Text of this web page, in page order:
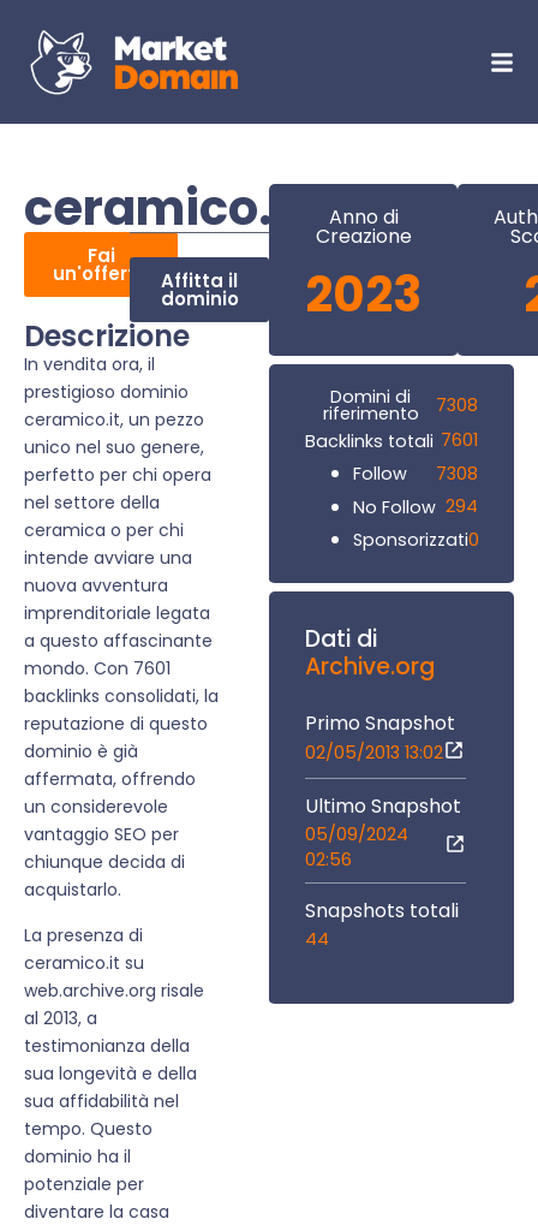
ceramico.it
Fai
un'offerta Affitta il
dominio
Descrizione
In vendita ora, il
prestigioso dominio
ceramico.it, un pezzo
unico nel suo genere,
perfetto per chi opera
nel settore della
ceramica o per chi
intende avviare una
nuova avventura
imprenditoriale legata
a questo affascinante
mondo. Con 7601
backlinks consolidati, la
reputazione di questo
dominio è già
affermata, offrendo
un considerevole
vantaggio SEO per
chiunque decida di
acquistarlo.
La presenza di
ceramico.it su
web.archive.org risale
al 2013, a
testimonianza della
sua longevità e della
sua affidabilità nel
tempo. Questo
dominio ha il
potenziale per
diventare la casa
Anno di
Creazione
2023
Domini di
riferimento
7308
Backlinks totali 7601
Follow
7308
No Follow 294
Sponsorizzati0
Dati di
Archive.org
Primo Snapshot
02/05/2013 13:02
Ultimo Snapshot
05/09/2024
02:56
Snapshots totali
44